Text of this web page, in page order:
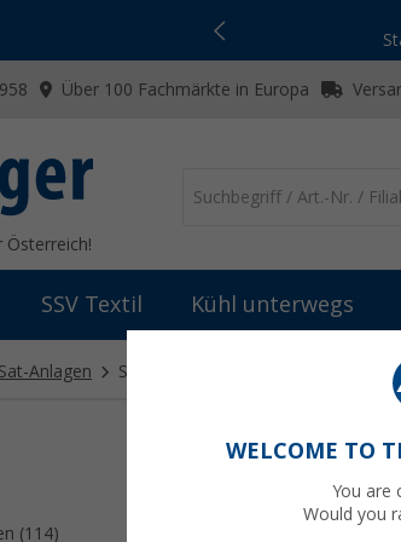
Über 100 Fachmärkte in Europa
Österreich!
SSV Textil Kühl unterwegs
Sat-Anlagen Sat-Finder
(114)
SAT-FINDER
Wenn du auch auf Reisen mit
guten Flachbildfernseher und
WELCOME TO
You are
Would you